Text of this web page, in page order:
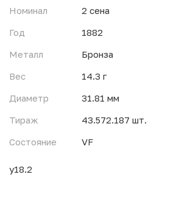
Номинал
2 сена
Год
1882
Металл
Бронза
Вес
14.3 г
Диаметр
31.81 мм
Тираж
43.572.187 шт.
Состояние
VF
y18.2